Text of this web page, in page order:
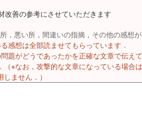
善の参考にさせていただきます
，悪い所，間違いの指摘，その他の感想
感想は全部読ませてもらっています．
題がどうであったかを正確な文章で伝え
（※なお，攻撃的な文章になっている場合
ません．）